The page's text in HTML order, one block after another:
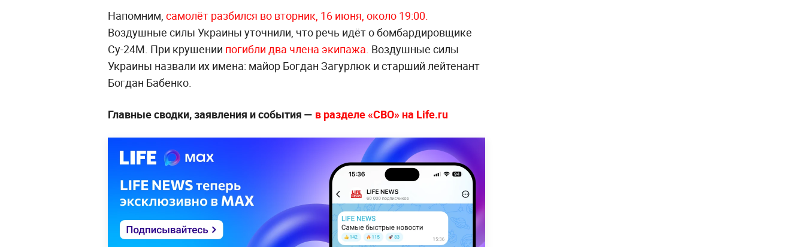
Напомним, самолёт разбился во вторник, 16 июня, около 19:00.
Воздушные силы Украины уточнили, что речь идёт о бомбардировщике
Су-24М. При крушении погибли два члена экипажа. Воздушные силы
Украины назвали их имена: майор Богдан Загурлюк и старший лейтенант
Богдан Бабенко.
Главные сводки, заявления и события — в разделе «СВО» на Life.ru